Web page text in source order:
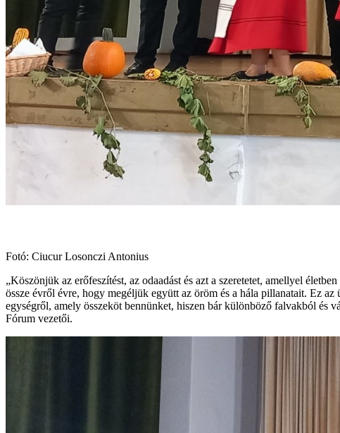
Fotó: Ciucur Losonczi Antonius
„Köszönjük az erőfeszítést, az odaadást és azt a szeretetet, amellyel
össze évről évre, hogy megéljük együtt az öröm és a hála pillanatait. Ez
egységről, amely összeköt bennünket, hiszen bár különböző falvakból és
Fórum vezetői.